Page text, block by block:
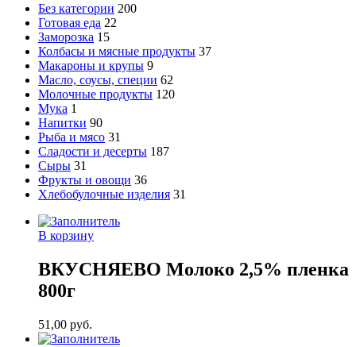
Без категории 200
Готовая еда 22
Заморозка 15
Колбасы и мясные продукты 37
Макароны и крупы 9
Масло, соусы, специи 62
Молочные продукты 120
Мука 1
Напитки 90
Рыба и мясо 31
Сладости и десерты 187
Сыры 31
Фрукты и овощи 36
Хлебобулочные изделия 31
В корзину
ВКУСНЯЕВО Молоко 2,5% пленка
800г
51,00 руб.